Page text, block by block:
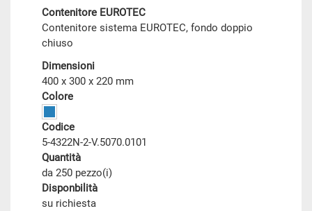
Contenitore EUROTEC
Contenitore sistema EUROTEC, fondo doppio
chiuso
Dimensioni
400 x 300 x 220 mm
Colore
Codice
5-4322N-2-V.5070.0101
Quantità
da 250 pezzo(i)
Disponbilità
su richiesta